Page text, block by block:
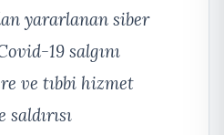
yararlanan siber
19 salgını
ve tıbbi hizmet
saldırısı